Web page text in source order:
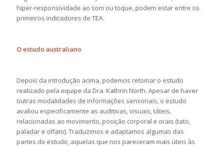
hiper-responsividade ao som ou toque, podem estar entre os
primeiros indicadores de TEA.
O estudo australiano
Depois da introdução acima, podemos retomar o estudo
realizado pela equipe da Dra. Kathrin North. Apesar de haver
outras modalidades de informações sensoriais, o estudo
avaliou especificamente as auditivas, visuais, táteis,
relacionadas ao movimento, posição corporal e orais (tato,
paladar e olfato). Traduzimos e adaptamos algumas das
partes do estudo, aquelas que nos pareceram mais úteis às